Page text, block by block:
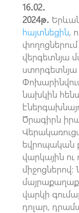
16․02․
2024թ․
հայտնեցին,
վերգետնյա
ստորգետնյա
նախկին
Ծրագիրն
եվրոպական
վարկային
վարկի
դոլար,